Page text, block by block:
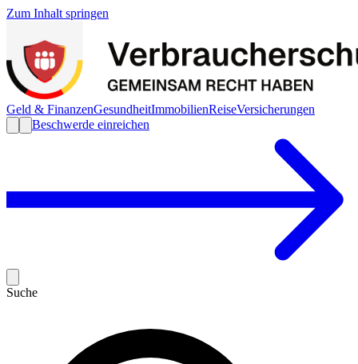
Zum Inhalt springen
Geld & FinanzenGesundheitImmobilienReiseVersicherungen
Beschwerde einreichen
Suche